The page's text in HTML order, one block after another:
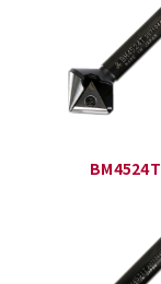
BM4524T